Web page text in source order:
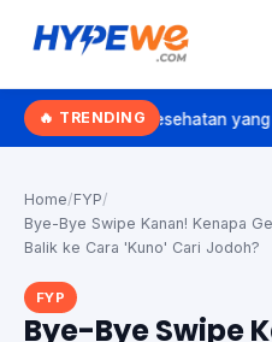
Hypewe.com -
Cari artikel
🔥 TRENDING
Kesehatan yang Wajib Kamu
Home/FYP/
Bye-Bye Swipe Kanan! Kenapa
Balik ke Cara 'Kuno' Cari Jodoh?
FYP
Bye-Bye Swipe